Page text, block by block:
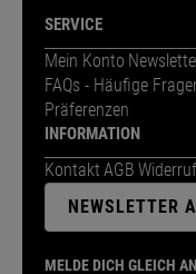
SERVICE
Mein Konto
FAQs - Häufige
Präferenzen
INFORMATION
Kontakt AGB Widerruf
NEWSLETTER
MELDE DICH GLEICH